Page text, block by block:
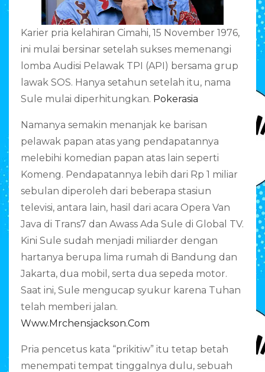
Karier pria kelahiran Cimahi, 15 November 1976,
ini mulai bersinar setelah sukses memenangi
lomba Audisi Pelawak TPI (API) bersama grup
lawak SOS. Hanya setahun setelah itu, nama
Sule mulai diperhitungkan. Pokerasia
Namanya semakin menanjak ke barisan
pelawak papan atas yang pendapatannya
melebihi komedian papan atas lain seperti
Komeng. Pendapatannya lebih dari Rp 1 miliar
sebulan diperoleh dari beberapa stasiun
televisi, antara lain, hasil dari acara Opera Van
Java di Trans7 dan Awass Ada Sule di Global TV.
Kini Sule sudah menjadi miliarder dengan
hartanya berupa lima rumah di Bandung dan
Jakarta, dua mobil, serta dua sepeda motor.
Saat ini, Sule mengucap syukur karena Tuhan
telah memberi jalan.
Www.mrchensjackson.com
Pria pencetus kata “prikitiw” itu tetap betah
menempati tempat tinggalnya dulu, sebuah